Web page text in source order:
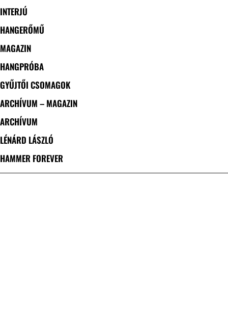
INTERJÚ
HANGERŐMŰ
MAGAZIN
HANGPRÓBA
GYŰJTŐI CSOMAGOK
ARCHÍVUM – MAGAZIN
ARCHÍVUM
LÉNÁRD LÁSZLÓ
HAMMER FOREVER